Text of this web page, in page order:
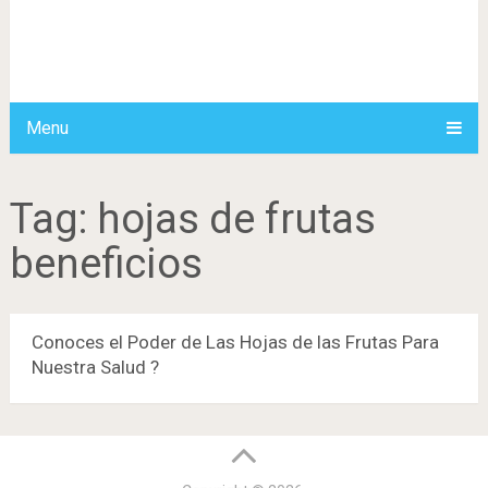
Menu
Tag: hojas de frutas
beneficios
Conoces el Poder de Las Hojas de las Frutas Para
Nuestra Salud ?